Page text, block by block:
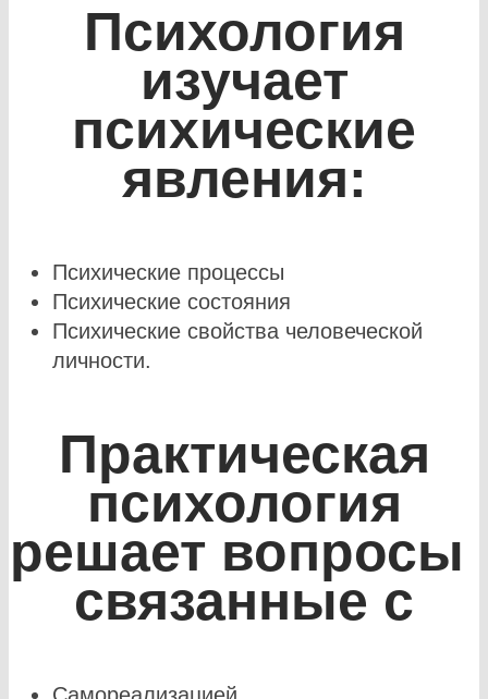
Психология
изучает
психические
явления:
Психические процессы
Психические состояния
Психические свойства человеческой
личности.
Практическая
психология
решает вопросы
связанные с